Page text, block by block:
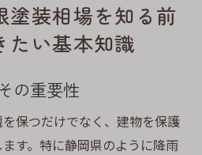
らのアドバイス
業者の選び方と静岡県特有
べき資格と実績
が持つ利点と選び方
活かした業者選定法
塗装相場を知る前
たい基本知識
の重要性
保つだけでなく、建物を保護
す。特に静岡県のように降雨